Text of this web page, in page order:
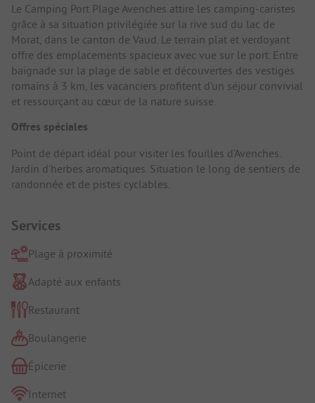
Le Camping Port Plage Avenches attire les camping-caristes
grâce à sa situation privilégiée sur la rive sud du lac de
Morat, dans le canton de Vaud. Le terrain plat et verdoyant
offre des emplacements spacieux avec vue sur le port. Entre
baignade sur la plage de sable et découvertes des vestiges
romains à 3 km, les vacanciers profitent d’un séjour convivial
et ressourçant au cœur de la nature suisse.
Offres spéciales
Point de départ idéal pour visiter les fouilles d'Avenches.
Jardin d'herbes aromatiques. Situation le long de sentiers de
randonnée et de pistes cyclables.
Services
Plage à proximité
Adapté aux enfants
Restaurant
Boulangerie
Épicerie
Internet